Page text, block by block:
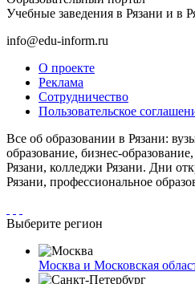
Учебные заведения в Рязани и в
info@edu-inform.ru
О проекте
Реклама
Сотрудничество
Пользовательское
Все об образовании в Рязани:
образование, бизнес-
Рязани, колледжи Рязани. Дни
Рязани, профессиональное
Выберите регион
Москва и Московская